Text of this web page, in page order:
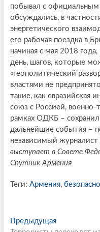
побывал с официальным
обсуждались, в
энергетического
его рабочая поездка в
начиная с мая 2018
день, шагов, которые
«геополитический
властями не
такие, как евразийская
союз с Россией, военно-
рамках ОДКБ –
дальнейшие события –
независимый журналист
выступает в Совете
Спутник Армения
Теги: Армения,
PПредыдущаяП